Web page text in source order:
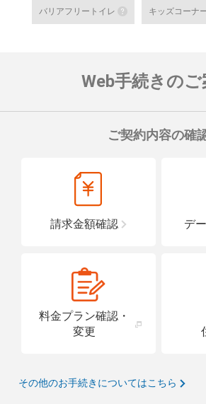
対応
障がい者用の駐
バリアフリートイレ
置している店
詳細はこちら
キッズコーナ
Web手続きのご
ご契約内容の確
請求金額確認 デ
料金プラン確認・
変更
その他のお手続きについてはこちら